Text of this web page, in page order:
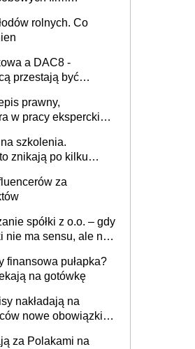
rolnych. Co
a DAC8 -
przestają być
prawny,
w pracy eksperckiej -
szkolenia.
znikają po kilku
za
spółki z o.o. – gdy
nie ma sensu, ale nie
finansowa pułapka?
na gotówkę
nakładają na
nowe obowiązki w
za Polakami na